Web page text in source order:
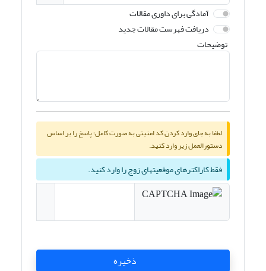
آمادگی برای داوری مقالات
دریافت فهرست مقالات جدید
توضیحات
لطفا به جای وارد کردن کد امنیتی به صورت کامل؛ پاسخ را بر اساس
دستورالعمل زیر وارد کنید.
فقط کاراکترهای موقعیتهای زوج را وارد کنید.
ذخیره